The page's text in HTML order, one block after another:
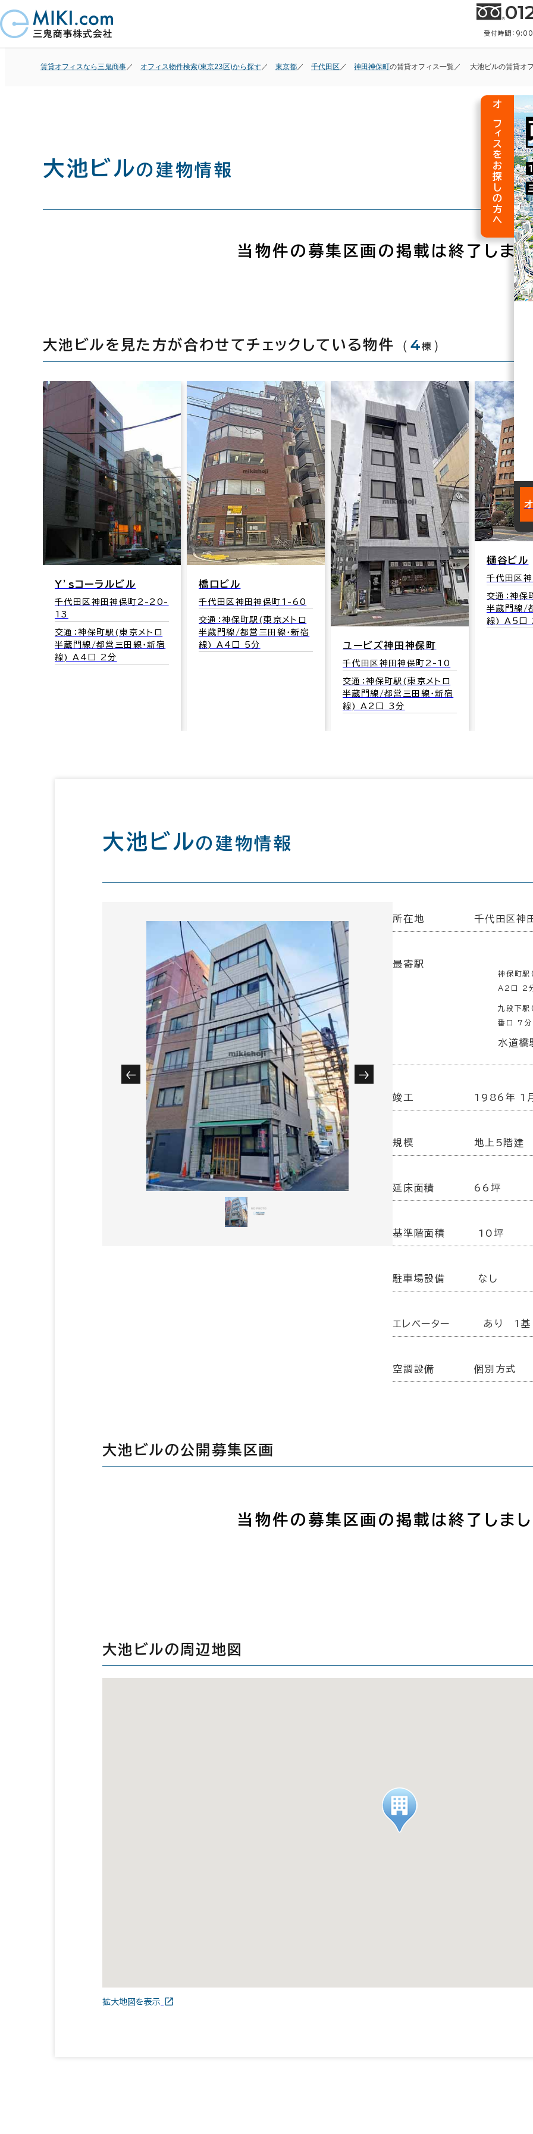
受付時間：
賃貸オフィスなら三鬼商事 オフィス物件検索(東京23区)から探す 東京都 千代田区 神田神保町の賃貸オフィス一覧 大池ビルの賃貸オ
大池ビルの建物情報
当物件の募集区画の掲載は終了しまし
大池ビルを見た方が合わせてチェックしている物件 （ 4棟 ）
Ｙ’ｓコーラルビル
千代田区神田神保町2-20-
13
交通：神保町駅(東京メトロ
半蔵門線/都営三田線･新宿
線) A4口 2分
橋口ビル
千代田区神田神保町1-60
交通：神保町駅(東京メトロ
半蔵門線/都営三田線･新宿
線) A4口 5分
ユービズ神田神保町
千代田区神田神保町2-10
交通：神保町駅(東京メトロ
半蔵門線/都営三田線･新宿
線) A2口 3分
樋谷ビル
千代田区
交通：神保
半蔵門線/
線) A5口
大池ビルの建物情報
所在地 千代田区
最寄駅
神保町駅
A2口 2
九段下
番口 7分
水道
竣工 1986年 1
規模 地上5階建
延床面積 66坪
基準階面積 10坪
駐車場設備 なし
エレベーター あり 1基
空調設備 個別方式
大池ビルの公開募集区画
当物件の募集区画の掲載は終了しまし
大池ビルの周辺地図
拡大地図を表示
オフィスをお探しの方へ